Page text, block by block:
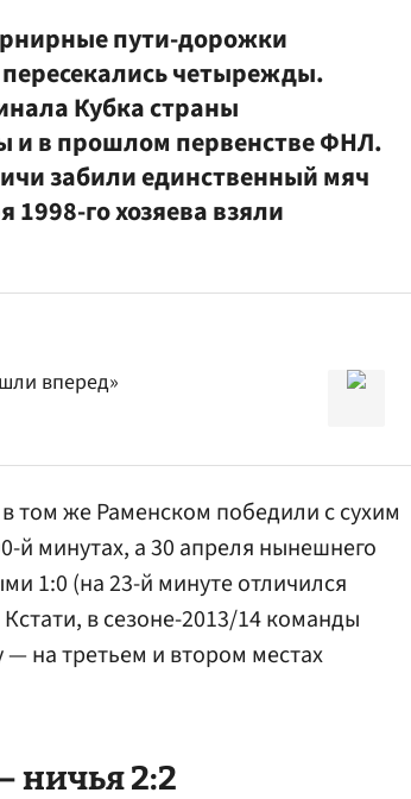
пути-дорожки
четырежды.
Кубка страны
и в прошлом первенстве ФНЛ.
забили единственный мяч
1998-го хозяева взяли
вперед»
том же Раменском победили с сухим
й минутах, а 30 апреля нынешнего
1:0 (на 23-й минуте отличился
Кстати, в сезоне-2013/14 команды
на третьем и втором местах
ничья 2:2